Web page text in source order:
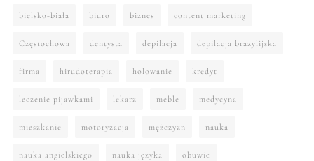
bielsko-biała biuro biznes content marketing
Częstochowa dentysta depilacja depilacja brazylijska
firma hirudoterapia holowanie kredyt
leczenie pijawkami lekarz meble medycyna
mieszkanie motoryzacja mężczyzn nauka
nauka angielskiego nauka języka obuwie